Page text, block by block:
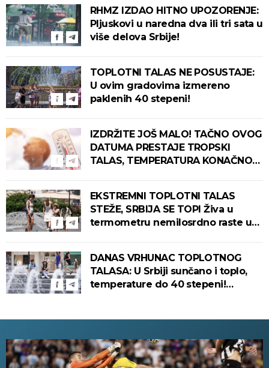
RHMZ IZDAO HITNO UPOZORENJE:
Pljuskovi u naredna dva ili tri sata u
više delova Srbije!
TOPLOTNI TALAS NE POSUSTAJE:
U ovim gradovima izmereno
paklenih 40 stepeni!
IZDRŽITE JOŠ MALO! TAČNO OVOG
DATUMA PRESTAJE TROPSKI
TALAS, TEMPERATURA KONAČNO
EKSTREMNI TOPLOTNI TALAS
STEŽE, SRBIJA SE TOPI Živa u
termometru nemilosrdno raste u
DANAS VRHUNAC TOPLOTNOG
TALASA: U Srbiji sunčano i toplo,
temperature do 40 stepeni!